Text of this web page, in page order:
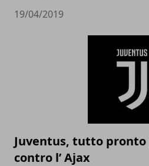
19/04/2019
Juventus, tutto
contro l’ Ajax